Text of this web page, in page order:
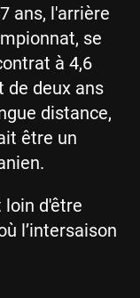
ans, l'arrière
se
à 4,6
de deux ans
distance,
être un
d'être
l’intersaison